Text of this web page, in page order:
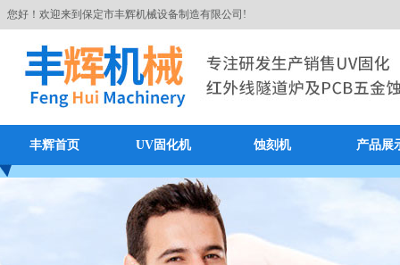
您好！欢迎来到保定市丰辉机械设备制造有限公司!
丰辉首页 UV固化机 蚀刻机 产品展